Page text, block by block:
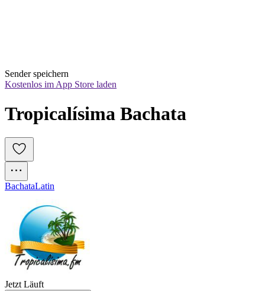
Sender speichern
Kostenlos im App Store laden
Tropicalísima Bachata
BachataLatin
Jetzt Läuft